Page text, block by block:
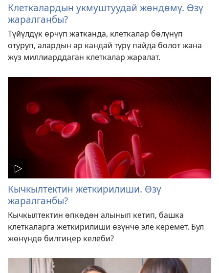
Клеткалардын укмуштуудай жөндөмү. Өзү
жаралганбы?
Түйүлдүк өрчүп жатканда, клеткалар бөлүнүп
отуруп, алардын ар кандай түрү пайда болот жана
жүз миллиарддаган клеткалар жаралат.
Кычкылтектин жеткирилиши. Өзү
жаралганбы?
Кычкылтектин өпкөдөн алынып кетип, башка
клеткаларга жеткирилиши өзүнчө эле керемет. Бул
жөнүндө билгиңер келеби?